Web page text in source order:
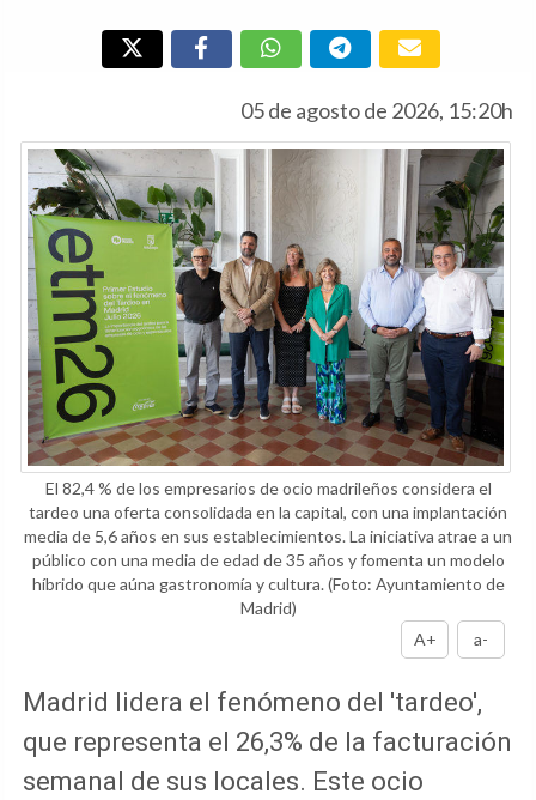
05 de agosto de 2026, 15:20h
El 82,4 % de los empresarios de ocio madrileños considera el
tardeo una oferta consolidada en la capital, con una implantación
media de 5,6 años en sus establecimientos. La iniciativa atrae a un
público con una media de edad de 35 años y fomenta un modelo
híbrido que aúna gastronomía y cultura.(Foto: Ayuntamiento de
Madrid)
A+
a-
Madrid lidera el fenómeno del 'tardeo',
que representa el 26,3% de la facturación
semanal de sus locales. Este ocio